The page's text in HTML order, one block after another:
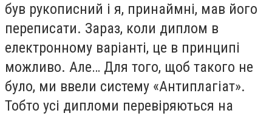
був рукописний і я, принаймні, мав його
переписати. Зараз, коли диплом в
електронному варіанті, це в принципі
можливо. Але… Для того, щоб такого не
було, ми ввели систему «Антиплагіат».
Тобто усі дипломи перевіряються на